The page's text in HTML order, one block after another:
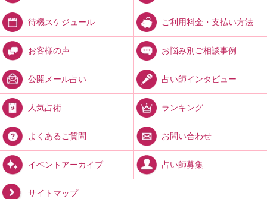
待機スケジュール ご利用料金・支払い方法
お客様の声 お悩み別ご相談事例
公開メール占い 占い師インタビュー
人気占術 ランキング
よくあるご質問 お問い合わせ
イベントアーカイブ 占い師募集
サイトマップ